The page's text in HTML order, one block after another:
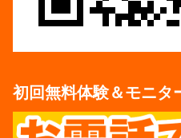
初回無料体験＆モニタ